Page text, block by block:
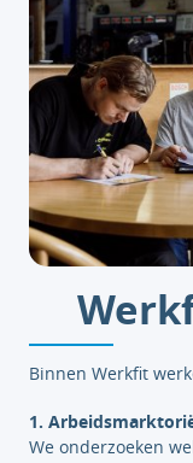
Binnen Werkfit
1.
We onderzoeken